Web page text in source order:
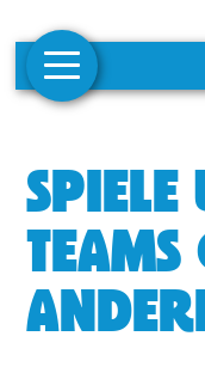
1.
FRAUEN
CAMPUS
SPIELE
TEAMS